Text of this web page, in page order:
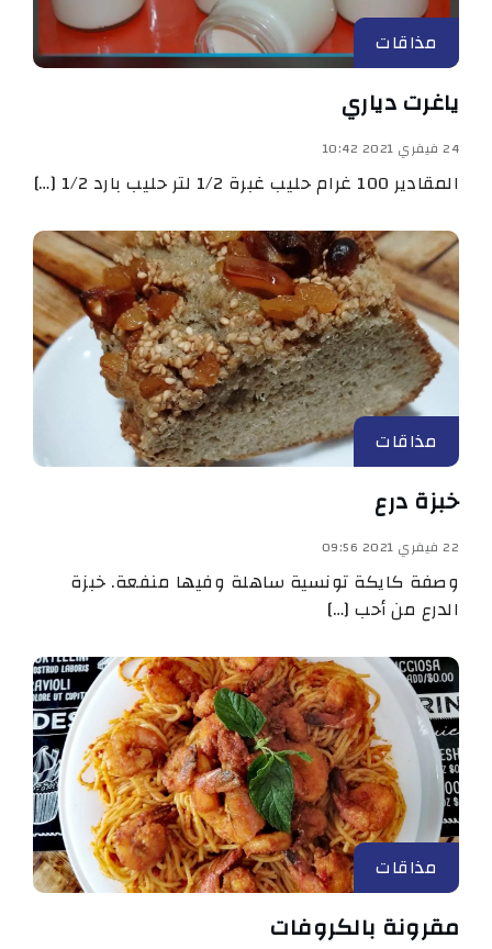
مذاقات
ياغرت دياري
24 فيفري 2021 10:42
المقادير 100 غرام حليب غبرة 1/2 لتر حليب بارد 1/2 […]
مذاقات
خبزة درع
22 فيفري 2021 09:56
وصفة كايكة تونسية ساهلة وفيها منفعة. خبزة
الدرع من أحب […]
مذاقات
مقرونة بالكروفات